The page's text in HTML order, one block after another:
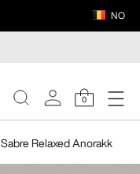
NO
0
Sabre Relaxed Anorakk